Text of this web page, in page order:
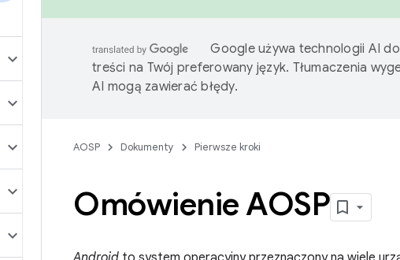
Google używa technologii AI
treści na Twój preferowany język. Tłumaczenia
AI mogą zawierać błędy.
AOSP Dokumenty Pierwsze kroki
Omówienie AOSP